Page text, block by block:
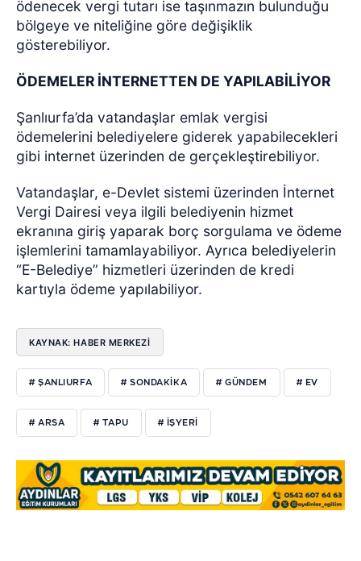
ödenecek vergi tutarı ise taşınmazın bulunduğu
bölgeye ve niteliğine göre değişiklik
gösterebiliyor.
ÖDEMELER İNTERNETTEN DE YAPILABİLİYOR
Şanlıurfa’da vatandaşlar emlak vergisi
ödemelerini belediyelere giderek yapabilecekleri
gibi internet üzerinden de gerçekleştirebiliyor.
Vatandaşlar, e-Devlet sistemi üzerinden İnternet
Vergi Dairesi veya ilgili belediyenin hizmet
ekranına giriş yaparak borç sorgulama ve ödeme
işlemlerini tamamlayabiliyor. Ayrıca belediyelerin
“E-Belediye” hizmetleri üzerinden de kredi
kartıyla ödeme yapılabiliyor.
KAYNAK: HABER MERKEZİ
# ŞANLIURFA # SONDAKIKA # GÜNDEM # EV
# ARSA # TAPU # IŞYERI